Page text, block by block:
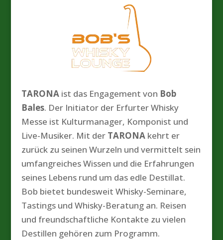
TARONAist das Engagement von Bob
Bales. Der Initiator der Erfurter Whisky
Messe ist Kulturmanager, Komponist und
Live-Musiker. Mit der TARONAkehrt er
zurück zu seinen Wurzeln und vermittelt sein
umfangreiches Wissen und die Erfahrungen
seines Lebens rund um das edle Destillat.
Bob bietet bundesweit Whisky-Seminare,
Tastings und Whisky-Beratung an. Reisen
und freundschaftliche Kontakte zu vielen
Destillen gehören zum Programm.